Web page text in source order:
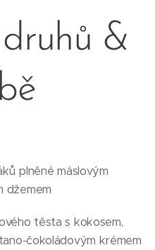
&
plněné máslovým
džemem
těsta s kokosem,
čokoládovým krémem